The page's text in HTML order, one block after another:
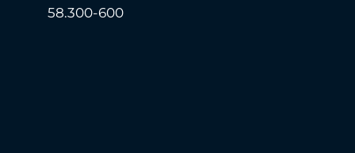
58.300-600